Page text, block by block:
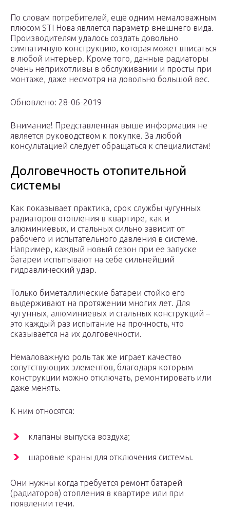
По словам потребителей, ещё одним немаловажным
плюсом STI Нова является параметр внешнего вида.
Производителям удалось создать довольно
симпатичную конструкцию, которая может вписаться
в любой интерьер. Кроме того, данные радиаторы
очень неприхотливы в обслуживании и просты при
монтаже, даже несмотря на довольно большой вес.
Обновлено: 28-06-2019
Внимание! Представленная выше информация не
является руководством к покупке. За любой
консультацией следует обращаться к специалистам!
Долговечность отопительной
системы
Как показывает практика, срок службы чугунных
радиаторов отопления в квартире, как и
алюминиевых, и стальных сильно зависит от
рабочего и испытательного давления в системе.
Например, каждый новый сезон при ее запуске
батареи испытывают на себе сильнейший
гидравлический удар.
Только биметаллические батареи стойко его
выдерживают на протяжении многих лет. Для
чугунных, алюминиевых и стальных конструкций –
это каждый раз испытание на прочность, что
сказывается на их долговечности.
Немаловажную роль так же играет качество
сопутствующих элементов, благодаря которым
конструкции можно отключать, ремонтировать или
даже менять.
К ним относятся:
клапаны выпуска воздуха;
шаровые краны для отключения системы.
Они нужны когда требуется ремонт батарей
(радиаторов) отопления в квартире или при
появлении течи.